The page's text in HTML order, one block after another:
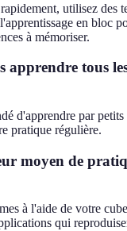
utilisez des
en bloc
à mémoriser.
apprendre tous
d'apprendre par
pratique régulière.
moyen de
à l'aide de votre
qui